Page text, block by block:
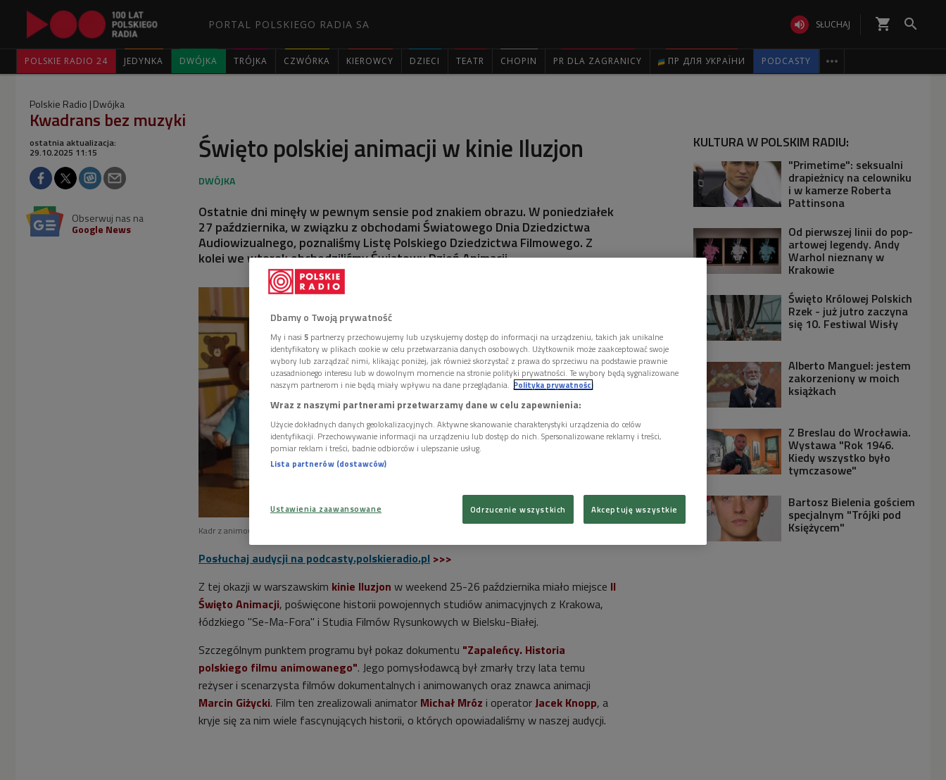
PORTAL POLSKIEGO RADIA SA  SŁUCHAJ shopping_cart 
POLSKIE RADIO 24 JEDYNKA DWÓJKA TRÓJKA CZWÓRKA KIEROWCY DZIECI TEATR CHOPIN PR DLA ZAGRANICY ПР ДЛЯ УКРАЇНИ PODCASTY 
Polskie Radio Dwójka
Kwadrans bez muzyki
Święto polskiej animacji w kinie Iluzjon
ostatnia aktualizacja:
29.10.2025 11:15
Obserwuj nas na
Google News
Ostatnie dni minęły w pewnym sensie pod znakiem obrazu. W poniedziałek
27 października, w związku z obchodami Światowego Dnia Dziedzictwa
Audiowizualnego, poznaliśmy Listę Polskiego Dziedzictwa Filmowego. Z
kolei we wtorek obchodziliśmy Światowy Dzień Animacji.
Kadr z animowanego serialu telewizyjnego "Miś Uszatek"
Posłuchaj audycji na podcasty.polskieradio.pl >>>
Z tej okazji w warszawskim kinie Iluzjon w weekend 25-26 października miało miejsce II
Święto Animacji, poświęcone historii powojennych studiów animacyjnych z Krakowa,
łódzkiego "Se-Ma-Fora" i Studia Filmów Rysunkowych w Bielsku-Białej.
Szczególnym punktem programu był pokaz dokumentu "Zapaleńcy. Historia
polskiego filmu animowanego". Jego pomysłodawcą był zmarły trzy lata temu
reżyser i scenarzysta filmów dokumentalnych i animowanych oraz znawca animacji
Marcin Giżycki. Film ten zrealizowali animator Michał Mróz i operatorJacek Knopp, a
kryje się za nim wiele fascynujących historii, o których opowiadaliśmy w naszej audycji.
KULTURA W POLSKIM RADIU:
"Primetime": seksualni
drapieżnicy na celowniku
i w kamerze Roberta
Pattinsona
Od pierwszej linii do pop-
artowej legendy. Andy
Warhol nieznany w
Krakowie
Święto Królowej Polskich
Rzek - już jutro zaczyna
się 10. Festiwal Wisły
Alberto Manguel: jestem
zakorzeniony w moich
książkach
Z Breslau do Wrocławia.
Wystawa "Rok 1946.
Kiedy wszystko było
tymczasowe"
Bartosz Bielenia gościem
specjalnym "Trójki pod
Księżycem"
Dbamy o Twoją prywatność
My i nasi 5 partnerzy przechowujemy lub uzyskujemy dostęp do informacji na urządzeniu, takich jak unikalne
identyfikatory w plikach cookie w celu przetwarzania danych osobowych. Użytkownik może zaakceptować swoje
wybory lub zarządzać nimi, klikając poniżej, jak również skorzystać z prawa do sprzeciwu na podstawie prawnie
uzasadnionego interesu lub w dowolnym momencie na stronie polityki prywatności. Te wybory będą sygnalizowane
naszym partnerom i nie będą miały wpływu na dane przeglądania. Polityka prywatności
Wraz z naszymi partnerami przetwarzamy dane w celu zapewnienia:
Użycie dokładnych danych geolokalizacyjnych. Aktywne skanowanie charakterystyki urządzenia do celów
identyfikacji. Przechowywanie informacji na urządzeniu lub dostęp do nich. Spersonalizowane reklamy i treści,
pomiar reklam i treści, badnie odbiorców i ulepszanie usług.
Lista partnerów (dostawców)
Ustawienia zaawansowane Odrzucenie wszystkich Akceptuję wszystkie